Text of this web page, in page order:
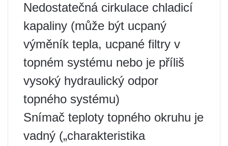
Nedostatečná cirkulace chladicí
kapaliny (může být ucpaný
výměník tepla, ucpané filtry v
topném systému nebo je příliš
vysoký hydraulický odpor
topného systému)
Snímač teploty topného okruhu je
vadný („charakteristika